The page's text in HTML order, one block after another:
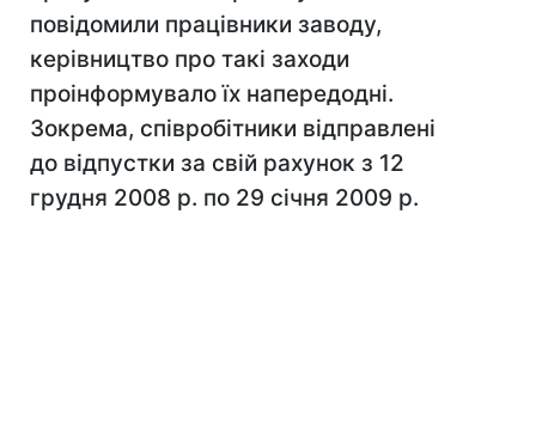
повідомили працівники заводу,
керівництво про такі заходи
проінформувало їх напередодні.
Зокрема, співробітники відправлені
до відпустки за свій рахунок з 12
грудня 2008 р. по 29 січня 2009 р.